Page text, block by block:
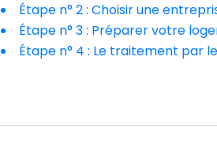
Étape n° 2 : Choisir une
Étape n° 3 : Préparer votre
Étape n° 4 : Le traitement par